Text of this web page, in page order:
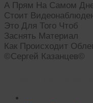
А Прям На Самом
Стоит
Это Для Того Чтоб
Заснять Материал
Как Происходит
©Сергей Казанцев©